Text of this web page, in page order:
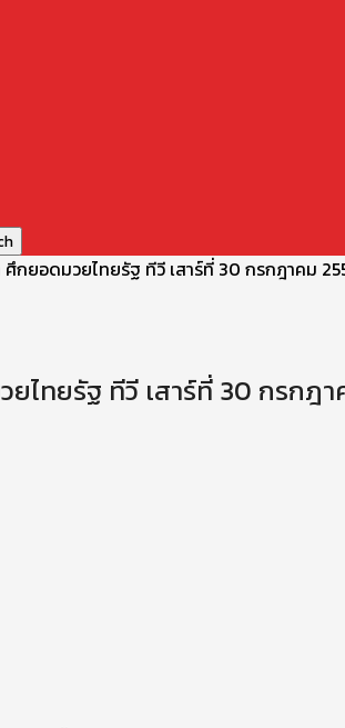
กยอดมวยไทยรัฐ ทีวี เสาร์ที่ 30 กรกฎาคม
ไทยรัฐ ทีวี เสาร์ที่ 30 กรกฎ